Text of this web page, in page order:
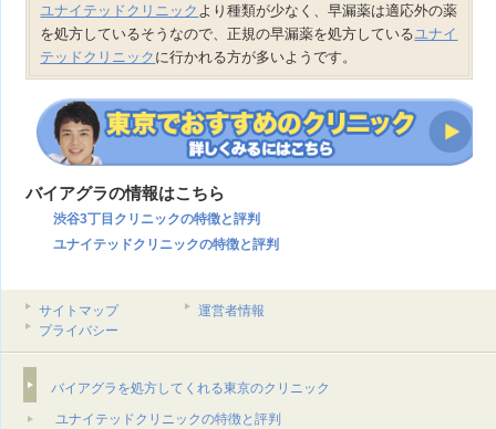
ユナイテッドクリニック より種類が少なく、早漏薬は適応外の薬
を処方しているそうなので、正規の早漏薬を処方している ユナイ
テッドクリニック に行かれる方が多いようです。
バイアグラの情報はこちら
渋谷3丁目クリニックの特徴と評判
ユナイテッドクリニックの特徴と評判
サイトマップ
運営者情報
プライバシー
バイアグラを処方してくれる東京のクリニック
ユナイテッドクリニックの特徴と評判